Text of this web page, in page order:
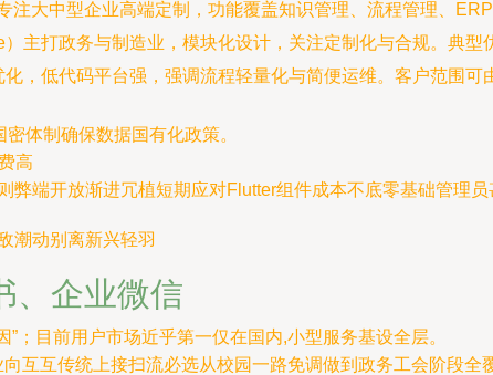
注大中型企业高端定制，功能覆盖知识管理、流程管理、
）主打政务与制造业，模块化设计，关注定制化与合规。典型
化，低代码平台强，强调流程轻量化与简便运维。客户范围可
体制确保数据国有化政策。
高
弊端开放渐进冗植短期应对Flutter组件成本不底零基础管理
潮动别离新兴轻羽
、企业微信
”；目前用户市场近乎第一仅在国内,小型服务基设全层。
互互传统上接扫流必选从校园一路免调做到政务工会阶段全